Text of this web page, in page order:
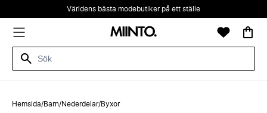
Världens bästa modebutiker på ett ställe
Hemsida/Barn/Nederdelar/Byxor